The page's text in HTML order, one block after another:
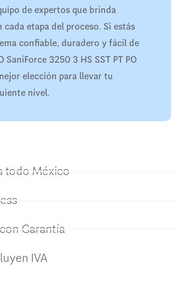
de expertos que brinda
cada etapa del proceso. Si estás
confiable, duradero y fácil de
SaniForce 3250 3 HS SST PT PO
elección para llevar tu
nivel.
todo México
Garantía
IVA